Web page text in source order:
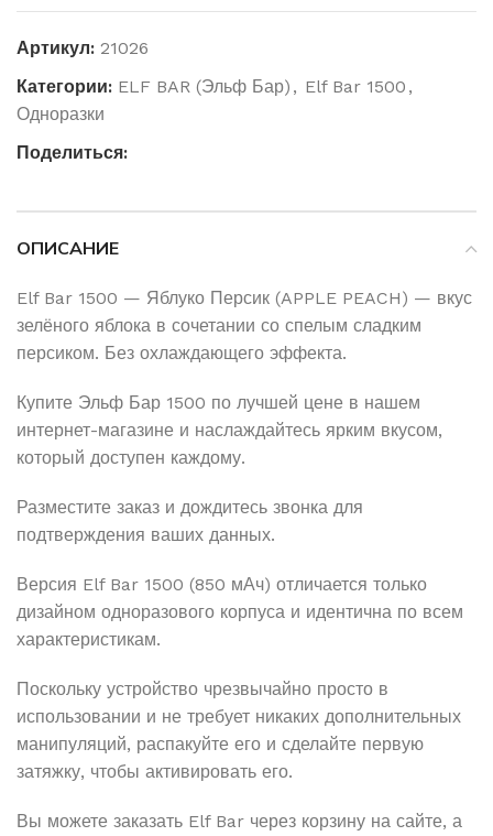
Артикул: 21026
Категории: ELF BAR (Эльф Бар) , Elf Bar 1500 ,
Одноразки
Поделиться:
ОПИСАНИЕ
Elf Bar 1500 — Яблуко Персик (APPLE PEACH) — вкус
зелёного яблока в сочетании со спелым сладким
персиком. Без охлаждающего эффекта.
Купите Эльф Бар 1500 по лучшей цене в нашем
интернет-магазине и наслаждайтесь ярким вкусом,
который доступен каждому.
Разместите заказ и дождитесь звонка для
подтверждения ваших данных.
Версия Elf Bar 1500 (850 мАч) отличается только
дизайном одноразового корпуса и идентична по всем
характеристикам.
Поскольку устройство чрезвычайно просто в
использовании и не требует никаких дополнительных
манипуляций, распакуйте его и сделайте первую
затяжку, чтобы активировать его.
Вы можете заказать Elf Bar через корзину на сайте, а